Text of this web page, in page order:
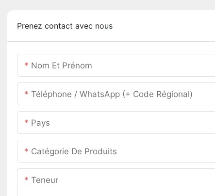
Prenez contact avec nous
Nom Et Prénom
Téléphone / WhatsApp (+ Code Régional)
Pays
Catégorie De Produits
Teneur